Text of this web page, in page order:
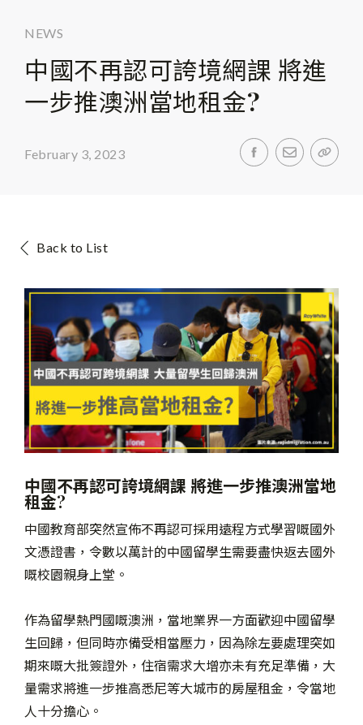
NEWS
中國不再認可誇境網課 將進
一步推澳洲當地租金?
February 3, 2023
Back to List
中國不再認可誇境網課 將進一步推澳洲當地
租金?
中國教育部突然宣佈不再認可採用遠程方式學習嘅國外
文憑證書，令數以萬計的中國留學生需要盡快返去國外
嘅校園親身上堂。
作為留學熱門國嘅澳洲，當地業界一方面歡迎中國留學
生回歸，但同時亦備受相當壓力，因為除左要處理突如
期來嘅大批簽證外，住宿需求大增亦未有充足準備，大
量需求將進一步推高悉尼等大城市的房屋租金，令當地
人十分擔心。